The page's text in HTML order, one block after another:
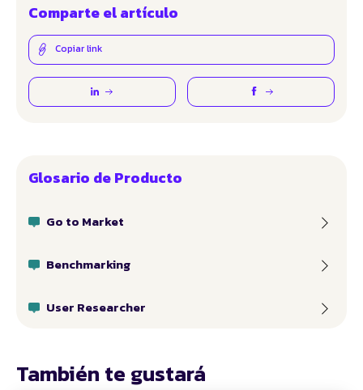
Comparte el artículo
Copiar link
Glosario de Producto
Go to Market
Benchmarking
User Researcher
También te gustará